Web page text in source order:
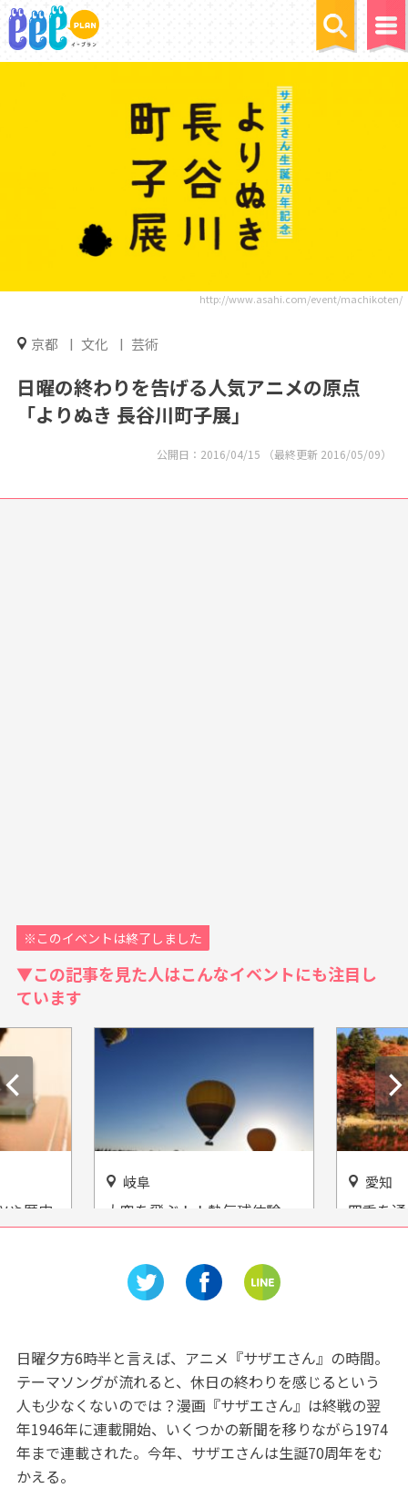
http://www.asahi.com/event/machikoten/
京都 文化 芸術
日曜の終わりを告げる人気アニメの原点
「よりぬき 長谷川町子展」
公開日： 2016/04/15 （最終更新 2016/05/09）
※このイベントは終了しました
▼この記事を見た人はこんなイベントにも注目し
ています
や歴史
タ鞍ヶ
岐阜
大空を飛ぶ！！熱気球体験
「HEAT BALLOON物語」
愛知
四季を
へ、こ
日曜夕方6時半と言えば、アニメ『サザエさん』の時間。
テーマソングが流れると、休日の終わりを感じるという
人も少なくないのでは？漫画『サザエさん』は終戦の翌
年1946年に連載開始、いくつかの新聞を移りながら1974
年まで連載された。今年、サザエさんは生誕70周年をむ
かえる。